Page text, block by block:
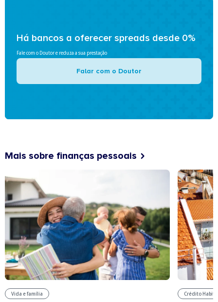
Há bancos a oferecer spreads desde 0%
Fale com o Doutor e reduza a sua prestação
Falar com o Doutor
Mais sobre finanças pessoais
Vida e família Crédito